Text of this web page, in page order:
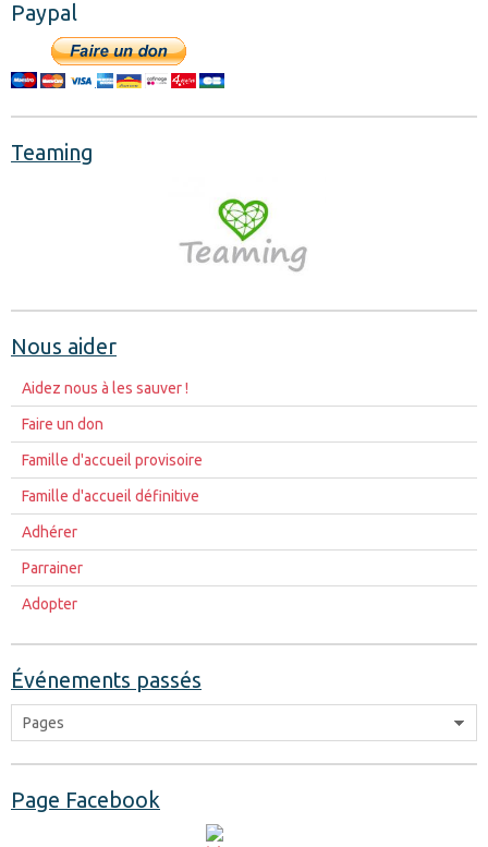
Paypal
Teaming
Nous aider
Aidez nous à les sauver !
Faire un don
Famille d'accueil provisoire
Famille d'accueil définitive
Adhérer
Parrainer
Adopter
Événements passés
Page Facebook